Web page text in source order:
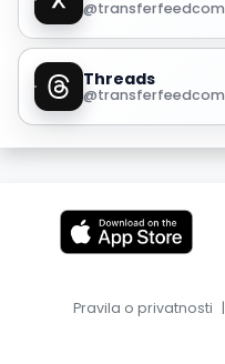
@transferfeedcom
Threads
@transferfeedcom
Pravila o privatnosti |